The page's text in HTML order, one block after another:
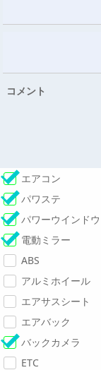
コメント
エアコン
パワステ
パワーウインドウ
電動ミラー
ABS
アルミホイール
エアサスシート
エアバック
バックカメラ
ETC